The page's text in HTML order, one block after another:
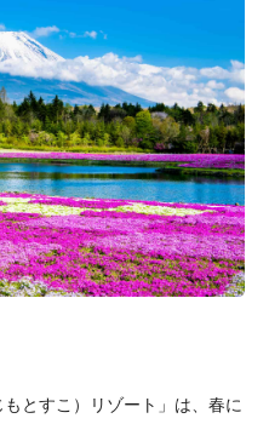
とすこ）リゾート」は、春に